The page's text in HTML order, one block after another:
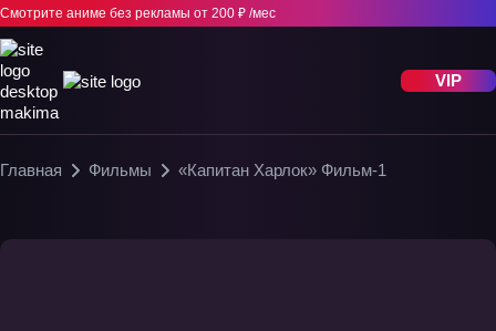
Смотрите аниме без рекламы от 200 ₽ /мес
VIP
Главная Фильмы «Капитан Харлок» Фильм-1